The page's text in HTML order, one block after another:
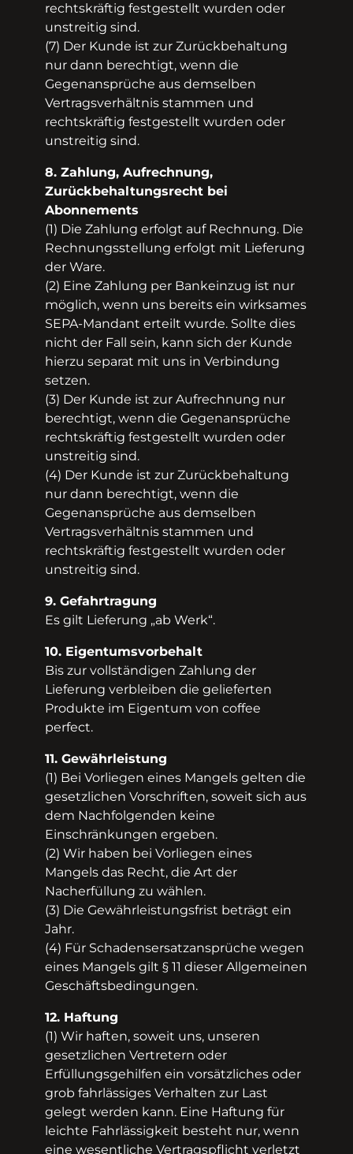
rechtskräftig festgestellt wurden oder
unstreitig sind.
(7) Der Kunde ist zur Zurückbehaltung
nur dann berechtigt, wenn die
Gegenansprüche aus demselben
Vertragsverhältnis stammen und
rechtskräftig festgestellt wurden oder
unstreitig sind.
8. Zahlung, Aufrechnung,
Zurückbehaltungsrecht bei
Abonnements
(1) Die Zahlung erfolgt auf Rechnung. Die
Rechnungsstellung erfolgt mit Lieferung
der Ware.
(2) Eine Zahlung per Bankeinzug ist nur
möglich, wenn uns bereits ein wirksames
SEPA­-Mandant erteilt wurde. Sollte dies
nicht der Fall sein, kann sich der Kunde
hierzu separat mit uns in Verbindung
setzen.
(3) Der Kunde ist zur Aufrechnung nur
berechtigt, wenn die Gegenansprüche
rechtskräftig festgestellt wurden oder
unstreitig sind.
(4) Der Kunde ist zur Zurückbehaltung
nur dann berechtigt, wenn die
Gegenansprüche aus demselben
Vertragsverhältnis stammen und
rechtskräftig festgestellt wurden oder
unstreitig sind.
9. Gefahrtragung
Es gilt Lieferung „ab Werk“.
10. Eigentumsvorbehalt
Bis zur vollständigen Zahlung der
Lieferung verbleiben die gelieferten
Produkte im Eigentum von coffee
perfect.
11. Gewährleistung
(1) Bei Vorliegen eines Mangels gelten die
gesetzlichen Vorschriften, soweit sich aus
dem Nachfolgenden keine
Einschränkungen ergeben.
(2) Wir haben bei Vorliegen eines
Mangels das Recht, die Art der
Nacherfüllung zu wählen.
(3) Die Gewährleistungsfrist beträgt ein
Jahr.
(4) Für Schadensersatzansprüche wegen
eines Mangels gilt § 11 dieser Allgemeinen
Geschäftsbedingungen.
12. Haftung
(1) Wir haften, soweit uns, unseren
gesetzlichen Vertretern oder
Erfüllungsgehilfen ein vorsätzliches oder
grob fahrlässiges Verhalten zur Last
gelegt werden kann. Eine Haftung für
leichte Fahrlässigkeit besteht nur, wenn
eine wesentliche Vertragspflicht verletzt